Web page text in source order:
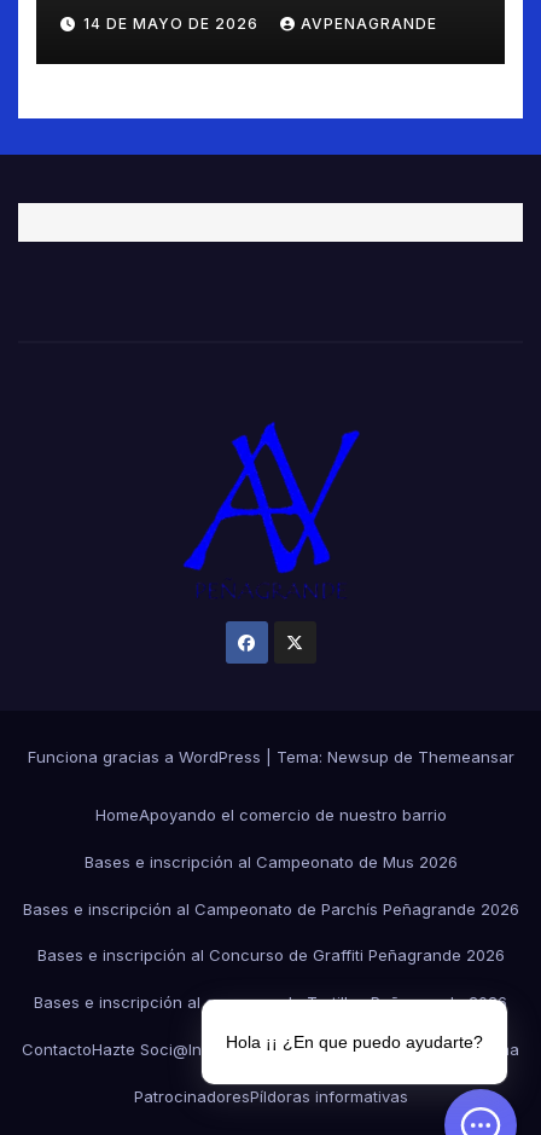
14 DE MAYO DE 2026 AVPENAGRANDE
Funciona gracias a WordPress Tema: Newsup de Themeansar
HomeApoyando el comercio de nuestro barrio
Bases e inscripción al Campeonato de Mus 2026
Bases e inscripción al Campeonato de Parchís Peñagrande 2026
Bases e inscripción al Concurso de Graffiti Peñagrande 2026
Bases e inscripción al concurso de Tortillas Peñagrande 2026
ContactoHazte Soci@Información de interés públicoOrganigrama
PatrocinadoresPíldoras informativas
Hola ¡¡ ¿En que puedo ayudarte?